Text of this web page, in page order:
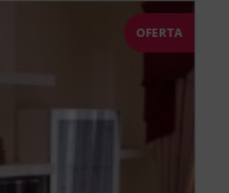
OFERTA